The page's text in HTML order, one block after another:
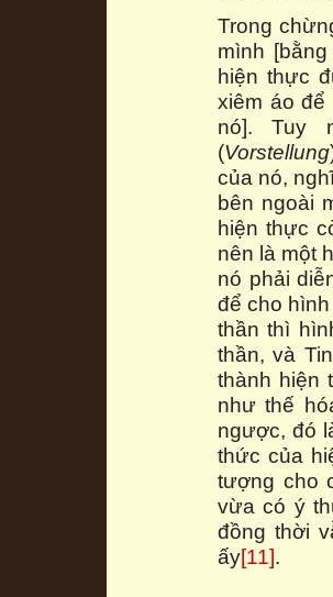
Trong
mình
hiện thực
xiêm áo
nó]. Tuy
(Vorstellung
của nó,
bên ngoài
hiện thực
nên là một
nó phải
để cho
thần thì
thần, và
thành hiện
như thế
ngược, đó
thức của
tượng cho
vừa có ý
đồng thời
ấy[11].